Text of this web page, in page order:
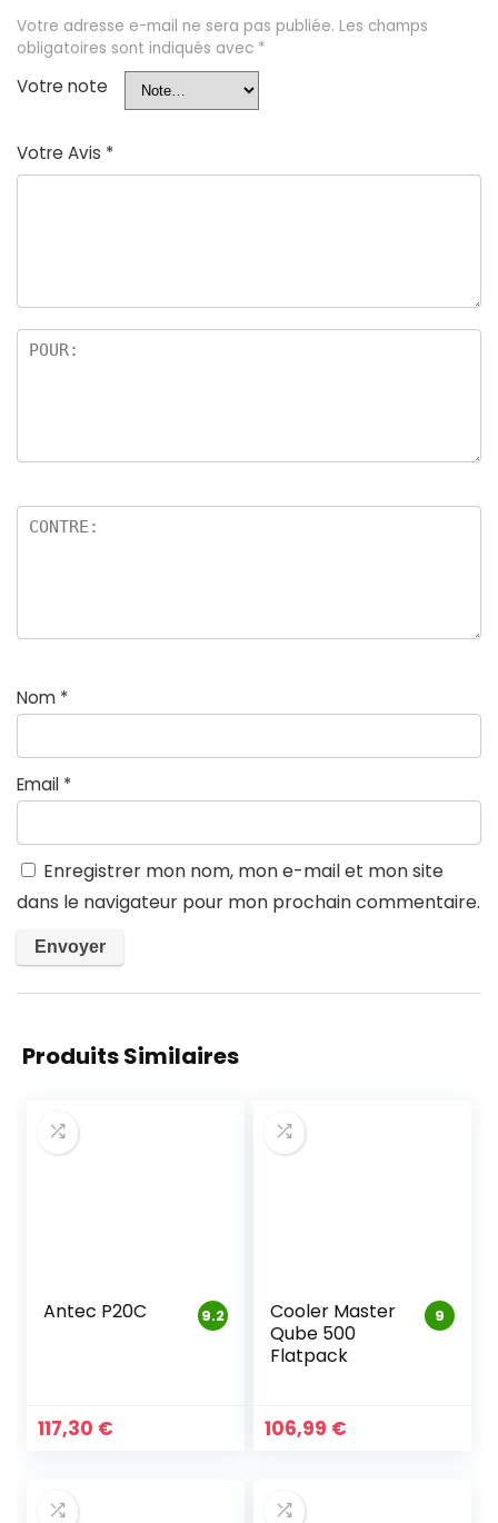
Votre adresse e-mail ne sera pas publiée. Les champs
obligatoires sont indiqués avec *
Votre note
Votre Avis *
Nom *
Email *
Enregistrer mon nom, mon e-mail et mon site
dans le navigateur pour mon prochain commentaire.
Produits Similaires
9.2
Antec P20C
117,30 €
9
Cooler Master
Qube 500
Flatpack
106,99 €